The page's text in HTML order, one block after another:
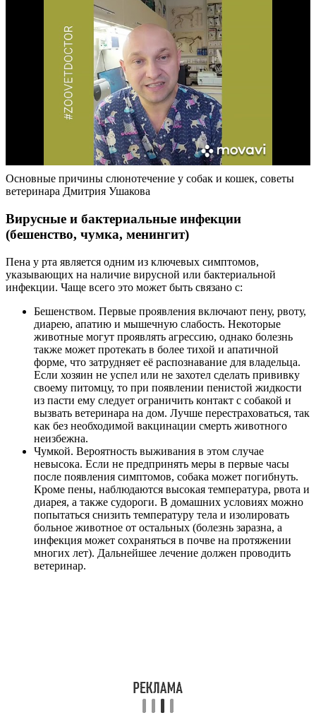
Основные причины слюнотечение у собак и кошек, советы
ветеринара Дмитрия Ушакова
Вирусные и бактериальные инфекции
(бешенство, чумка, менингит)
Пена у рта является одним из ключевых симптомов,
указывающих на наличие вирусной или бактериальной
инфекции. Чаще всего это может быть связано с:
Бешенством. Первые проявления включают пену, рвоту,
диарею, апатию и мышечную слабость. Некоторые
животные могут проявлять агрессию, однако болезнь
также может протекать в более тихой и апатичной
форме, что затрудняет её распознавание для владельца.
Если хозяин не успел или не захотел сделать прививку
своему питомцу, то при появлении пенистой жидкости
из пасти ему следует ограничить контакт с собакой и
вызвать ветеринара на дом. Лучше перестраховаться, так
как без необходимой вакцинации смерть животного
неизбежна.
Чумкой. Вероятность выживания в этом случае
невысока. Если не предпринять меры в первые часы
после появления симптомов, собака может погибнуть.
Кроме пены, наблюдаются высокая температура, рвота и
диарея, а также судороги. В домашних условиях можно
попытаться снизить температуру тела и изолировать
больное животное от остальных (болезнь заразна, а
инфекция может сохраняться в почве на протяжении
многих лет). Дальнейшее лечение должен проводить
ветеринар.